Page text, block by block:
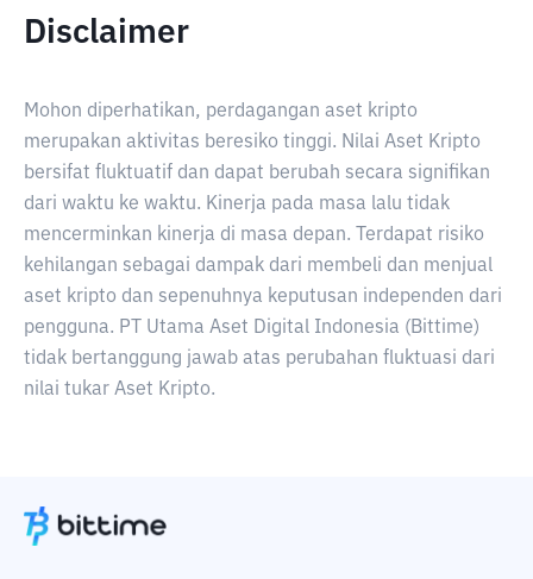
Disclaimer
Mohon diperhatikan, perdagangan aset kripto
merupakan aktivitas beresiko tinggi. Nilai Aset Kripto
bersifat fluktuatif dan dapat berubah secara signifikan
dari waktu ke waktu. Kinerja pada masa lalu tidak
mencerminkan kinerja di masa depan. Terdapat risiko
kehilangan sebagai dampak dari membeli dan menjual
aset kripto dan sepenuhnya keputusan independen dari
pengguna. PT Utama Aset Digital Indonesia (Bittime)
tidak bertanggung jawab atas perubahan fluktuasi dari
nilai tukar Aset Kripto.